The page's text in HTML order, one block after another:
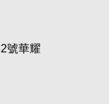
號華耀